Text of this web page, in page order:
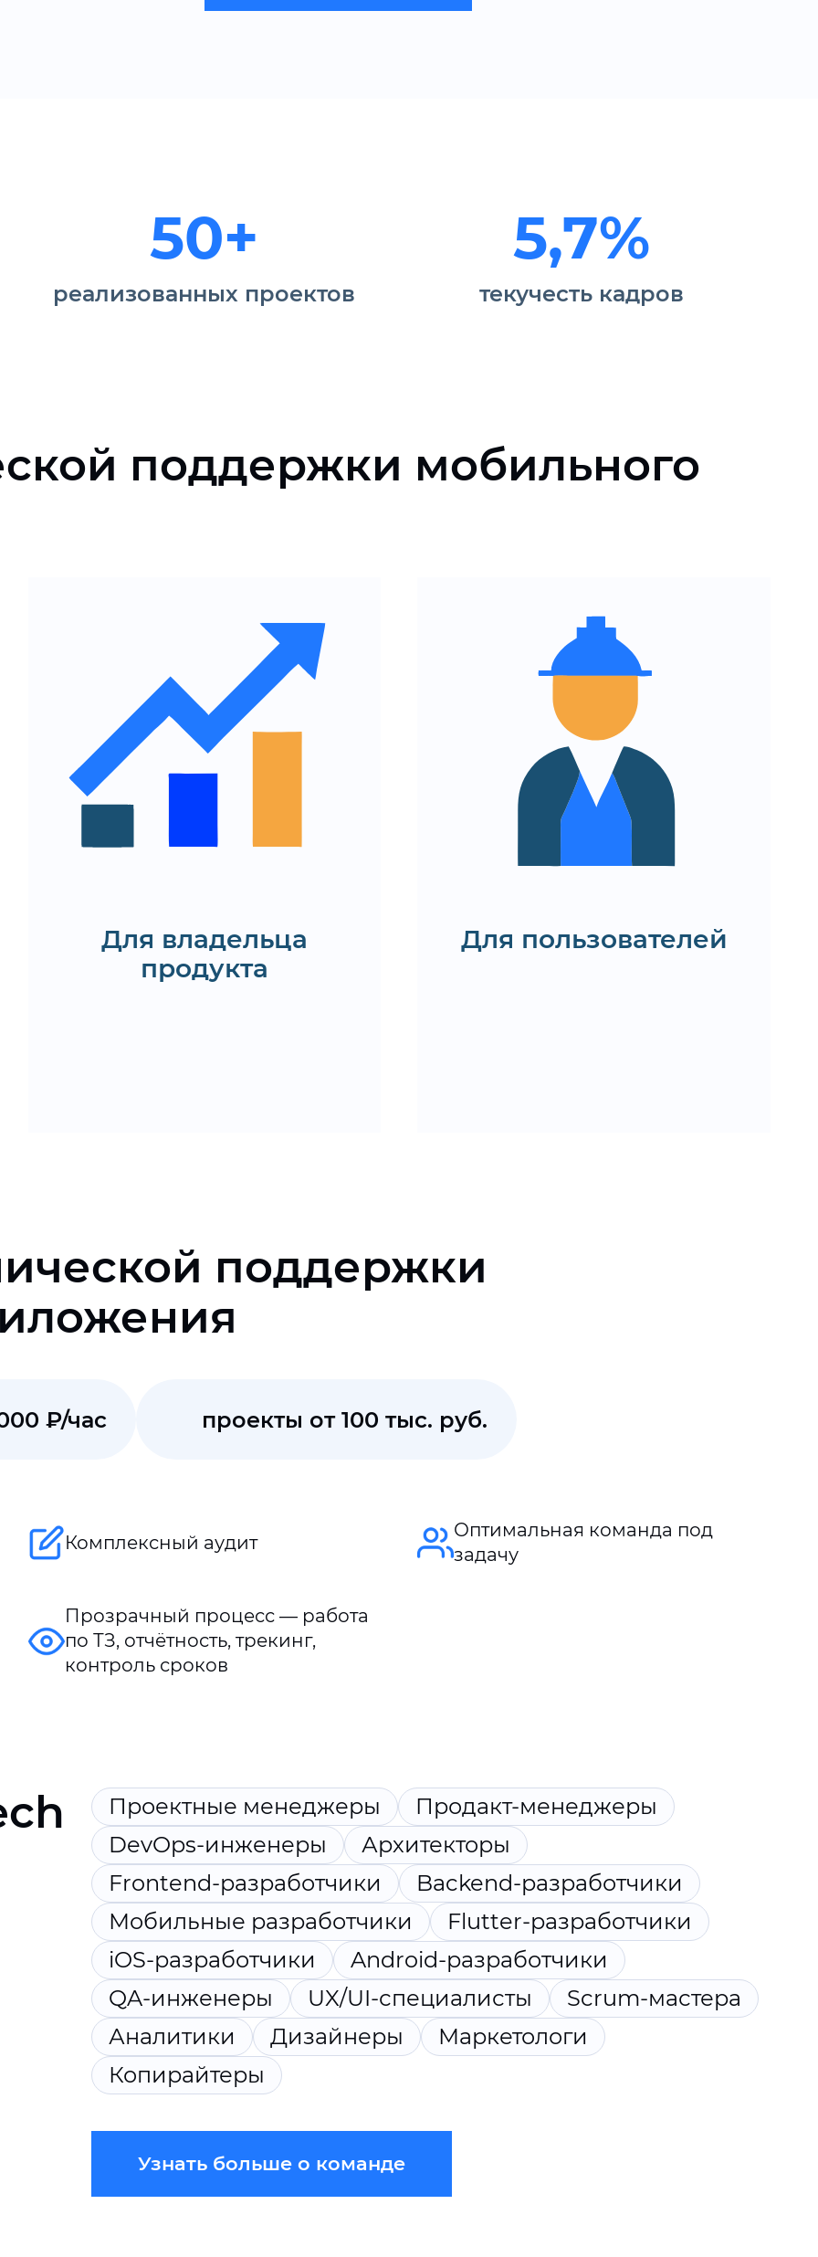
50+
реализованных проектов
5,7%
текучесть кадров
поддержки мобильного
Для владельца
продукта
Минимум технических
сбоев продукта
Возможность оперативно
внедрять новые функции и
улучшения
Устранение проблем,
мешающих покупкам через
мобильное приложение
Запланировать
Для пользователей
Мобильное приложение
работает быстро и без
Стабильный и безопасный
функциональности в
любое время
Удобный и продуманный
пользовательский опыт
поддержки
₽/час проекты от 100 тыс. руб.
Комплексный аудит
Оптимальная команда под
задачу
Прозрачный процесс — работа
по ТЗ, отчётность, трекинг,
контроль сроков
Проектные менеджеры
Продакт-менеджеры
DevOps-инженеры
Архитекторы
Frontend-разработчики
Backend-разработчики
Мобильные разработчики
Flutter-разработчики
iOS-разработчики
Android-разработчики
QA-инженеры
UX/UI-специалисты
Scrum-мастера
Аналитики
Дизайнеры
Маркетологи
Копирайтеры
Узнать больше о команде